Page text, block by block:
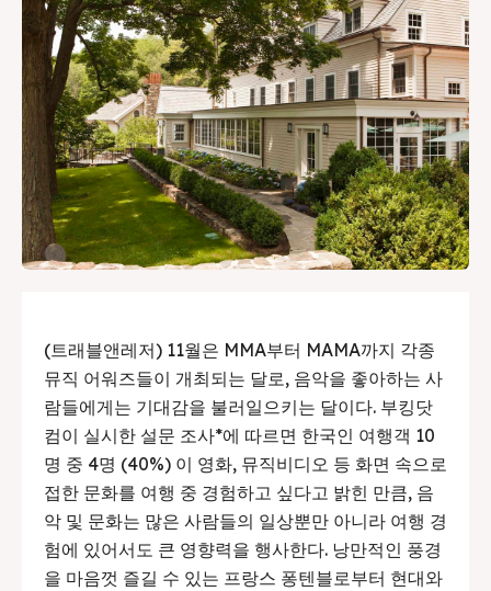
(트래블앤레저) 11월은 MMA부터 MAMA까지 각종
뮤직 어워즈들이 개최되는 달로, 음악을 좋아하는 사
람들에게는 기대감을 불러일으키는 달이다. 부킹닷
컴이 실시한 설문 조사*에 따르면 한국인 여행객 10
명 중 4명 (40%) 이 영화, 뮤직비디오 등 화면 속으로
접한 문화를 여행 중 경험하고 싶다고 밝힌 만큼, 음
악 및 문화는 많은 사람들의 일상뿐만 아니라 여행 경
험에 있어서도 큰 영향력을 행사한다. 낭만적인 풍경
을 마음껏 즐길 수 있는 프랑스 퐁텐블로부터 현대와